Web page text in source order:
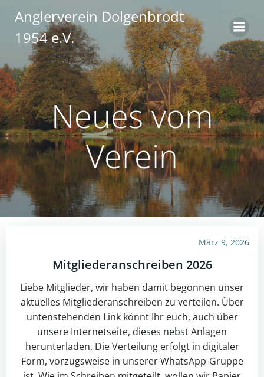
Zum
Inhalt
springen
Anglerverein Dolgenbrodt
1954 e.V.
Neues vom
Verein
März 9, 2026
Mitgliederanschreiben 2026
Liebe Mitglieder, wir haben damit begonnen unser
aktuelles Mitgliederanschreiben zu verteilen. Über
untenstehenden Link könnt Ihr euch, auch über
unsere Internetseite, dieses nebst Anlagen
herunterladen. Die Verteilung erfolgt in digitaler
Form, vorzugsweise in unserer WhatsApp-Gruppe